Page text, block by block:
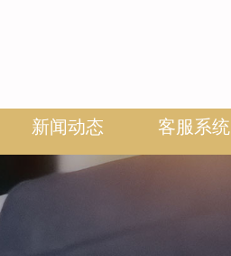
新闻动态 客服系统